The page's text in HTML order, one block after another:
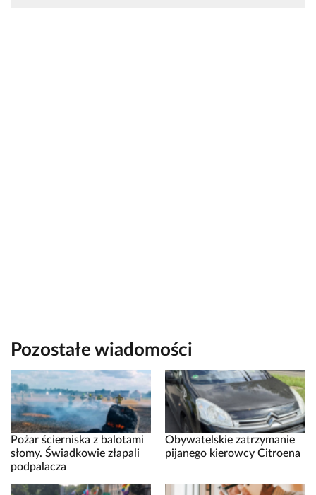
Pozostałe wiadomości
Pożar ścierniska z balotami
słomy. Świadkowie złapali
podpalacza
Obywatelskie zatrzymanie
pijanego kierowcy Citroena